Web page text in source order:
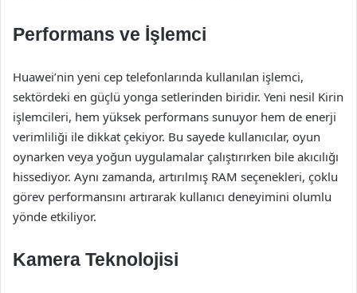
Performans ve İşlemci
Huawei’nin yeni cep telefonlarında kullanılan işlemci,
sektördeki en güçlü yonga setlerinden biridir. Yeni nesil Kirin
işlemcileri, hem yüksek performans sunuyor hem de enerji
verimliliği ile dikkat çekiyor. Bu sayede kullanıcılar, oyun
oynarken veya yoğun uygulamalar çalıştırırken bile akıcılığı
hissediyor. Aynı zamanda, artırılmış RAM seçenekleri, çoklu
görev performansını artırarak kullanıcı deneyimini olumlu
yönde etkiliyor.
Kamera Teknolojisi